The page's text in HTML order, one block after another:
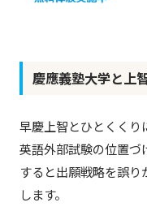
慶應義塾大学と上
早慶上智とひとくくり
英語外部試験の位置づ
すると出願戦略を誤
します。